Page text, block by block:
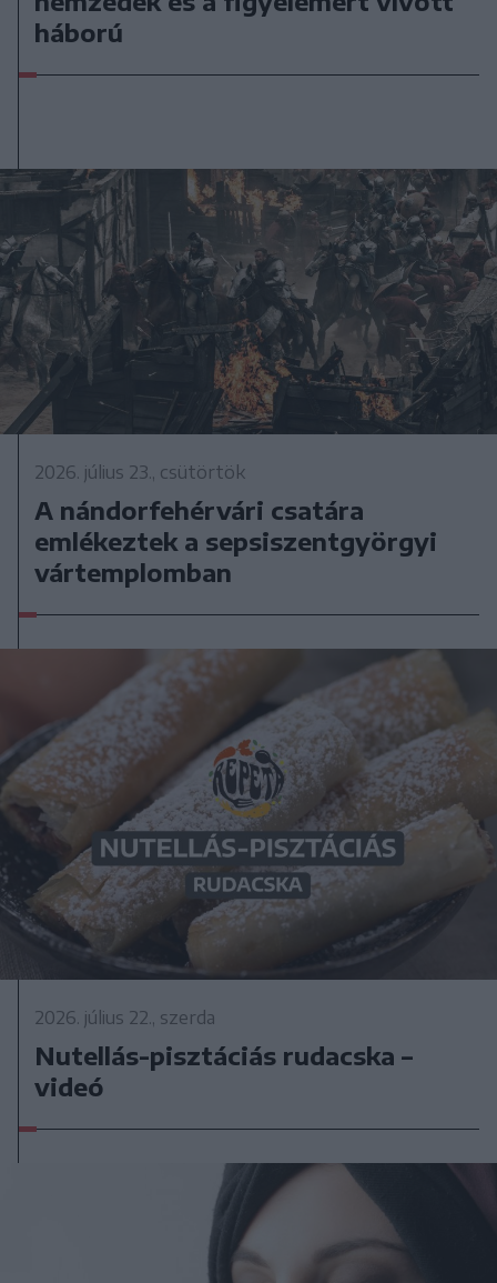
háború
2026. július 23., csütörtök
A nándorfehérvári csatára
emlékeztek a sepsiszentgyörgyi
vártemplomban
2026. július 22., szerda
Nutellás-pisztáciás rudacska –
videó